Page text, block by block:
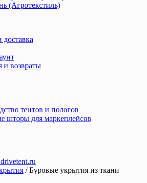
(Агротекстиль)
доставка
и возвраты
тентов и пологов
шторы для маркеплейсов
/ Буровые укрытия из ткани